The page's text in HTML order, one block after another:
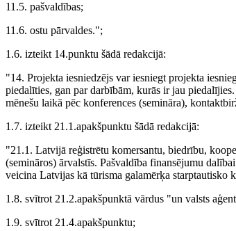
11.5. pašvaldības;
11.6. ostu pārvaldes.";
1.6. izteikt 14.punktu šādā redakcijā:
"14. Projekta iesniedzējs var iesniegt projekta
piedalīties, gan par darbībām, kurās ir jau
mēnešu laikā pēc konferences (semināra),
1.7. izteikt 21.1.apakšpunktu šādā redakcijā:
"21.1. Latvijā reģistrētu komersantu, biedrību,
(semināros) ārvalstīs. Pašvaldība finansējumu
veicina Latvijas kā tūrisma galamērķa starptautisko
1.8. svītrot 21.2.apakšpunktā vārdus "un valsts
1.9. svītrot 21.4.apakšpunktu;